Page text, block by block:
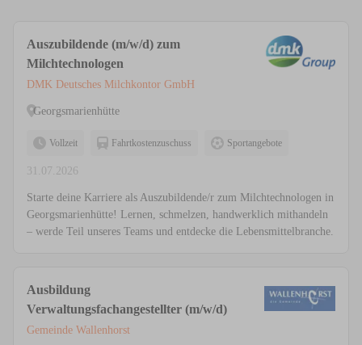
Auszubildende (m/w/d) zum
Milchtechnologen
DMK Deutsches Milchkontor GmbH
Georgsmarienhütte
Vollzeit Fahrtkostenzuschuss Sportangebote
31.07.2026
Starte deine Karriere als Auszubildende/r zum Milchtechnologen in
Georgsmarienhütte! Lernen, schmelzen, handwerklich mithandeln
– werde Teil unseres Teams und entdecke die Lebensmittelbranche.
Ausbildung
Verwaltungsfachangestellter (m/w/d)
Gemeinde Wallenhorst